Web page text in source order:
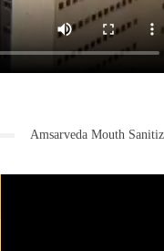
Amsarveda Mouth